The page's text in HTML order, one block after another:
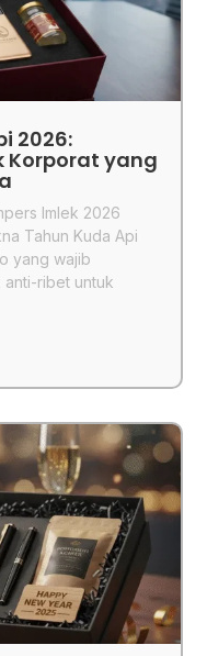
2026:
Korporat yang
Imlek 2026
Tahun Kuda Api
yang wajib
ribet untuk